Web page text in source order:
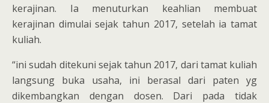
kerajinan. Ia menuturkan keahlian membuat
kerajinan dimulai sejak tahun 2017, setelah ia tamat
kuliah.
“ini sudah ditekuni sejak tahun 2017, dari tamat kuliah
langsung buka usaha, ini berasal dari paten yg
dikembangkan dengan dosen. Dari pada tidak